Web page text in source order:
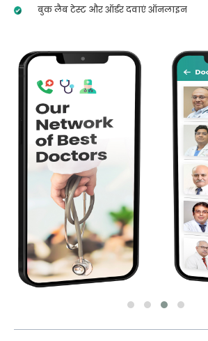
बुक लैब टेस्ट और ऑर्डर दवाएं ऑनलाइन